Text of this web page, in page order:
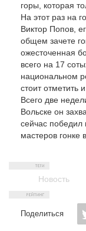
горы, которая
На этот раз на
Виктор Попов,
общем зачете
ожесточенная
всего на 17
национальном
стоит отметить
Всего две
Вольске он
сейчас победил
мастеров гонке
Новость
Поделиться